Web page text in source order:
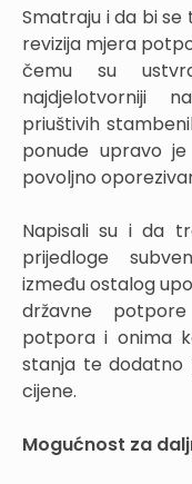
Smatraju i da bi
revizija mjera
čemu su
najdjelotvorniji
priuštivih
ponude upravo
povoljno
Napisali su i da
prijedloge
između ostalog
državne
potpora i onima
stanja te dodatno
cijene.
Mogućnost za